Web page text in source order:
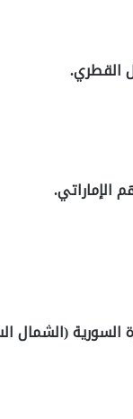
القطري.
الإماراتي.
السورية (الشمال